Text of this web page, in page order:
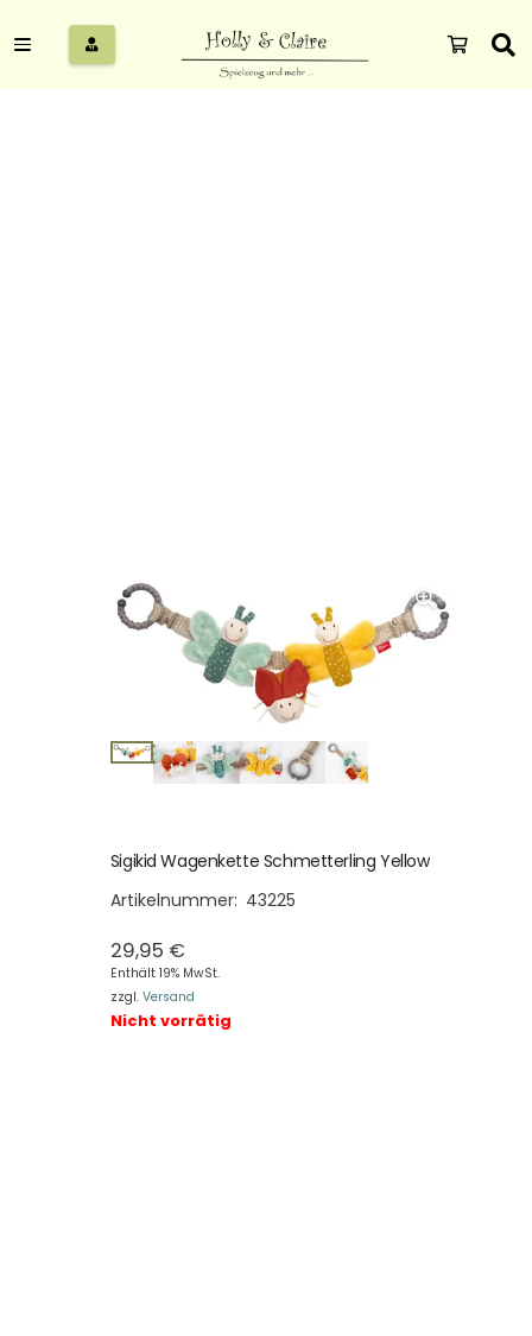
Sigikid Wagenkette Schmetterling Yellow
Artikelnummer: 43225
29,95 €
Enthält 19% MwSt.
zzgl. Versand
Nicht vorrätig